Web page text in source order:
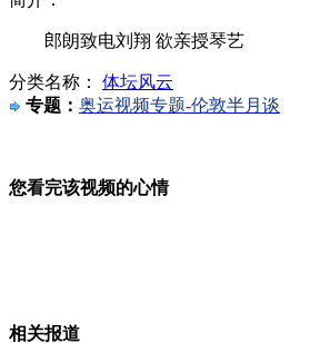
母亲媳妇同落水先救谁"答案"揭晓
夫妻吵架 丈夫挂横幅求道歉
郎朗致电刘翔 欲亲授琴艺
分类名称： 体坛风云
专题： 奥运视频专题-伦敦半月谈
您看完该视频的心情
相关报道